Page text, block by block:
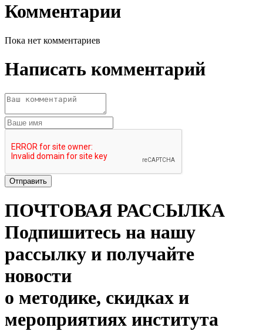
Комментарии
Пока нет комментариев
Написать комментарий
ПОЧТОВАЯ РАССЫЛКА
Подпишитесь на нашу
рассылку и получайте
новости
о методике, скидках и
мероприятиях института